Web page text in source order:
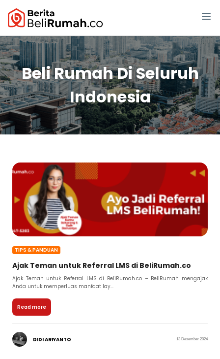
Beli Rumah Di Seluruh
Indonesia
TIPS & PANDUAN
Ajak Teman untuk Referral LMS di BeliRumah.co
Ajak Teman untuk Referral LMS di BeliRumah.co – BeliRumah mengajak
Anda untuk memperluas manfaat lay...
Read more
DIDI ARIYANTO 13 Desember 2024